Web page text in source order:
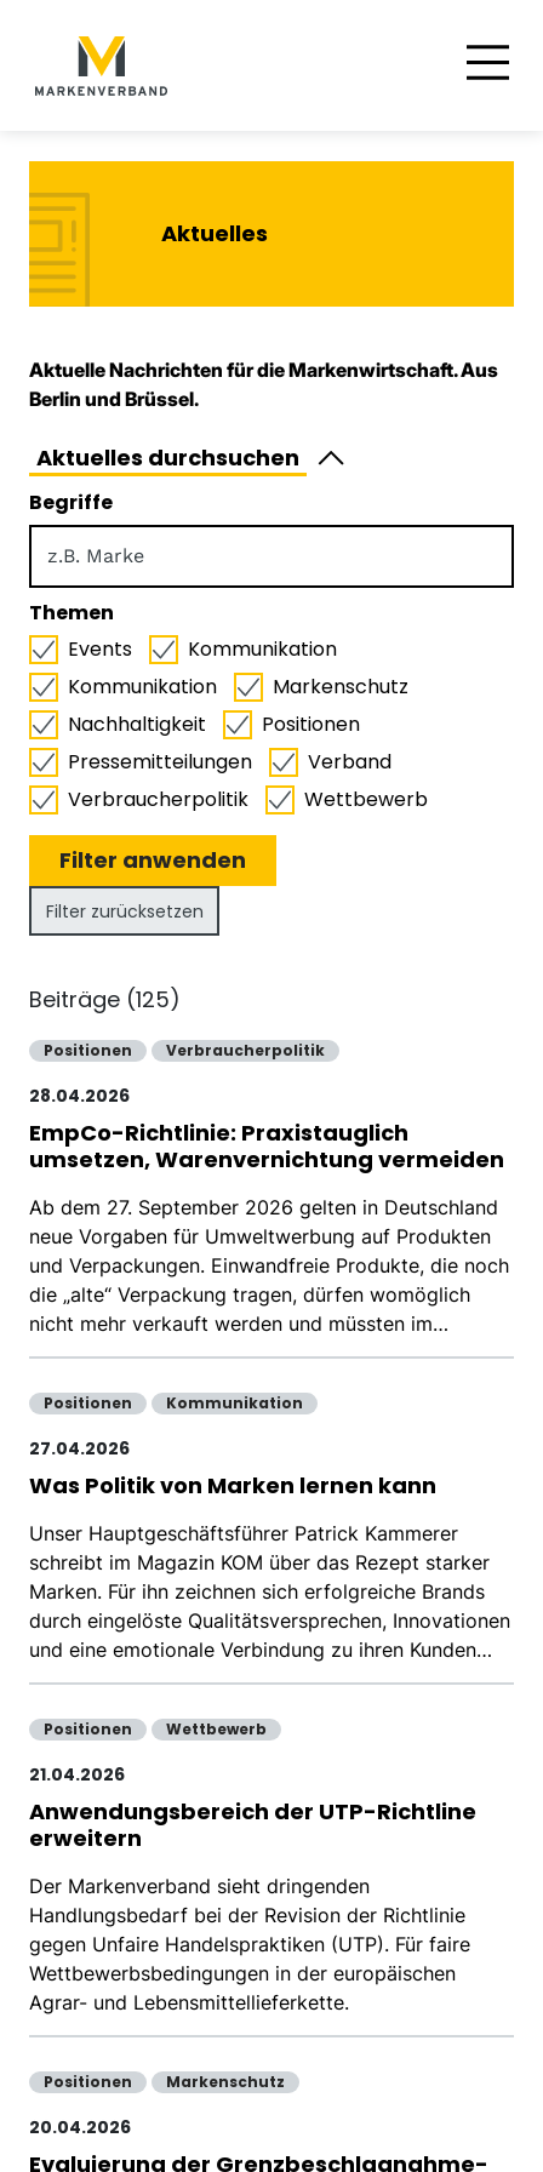
Hauptnavigation
Aktuelles
Aktuelle Nachrichten für die Markenwirtschaft. Aus
Berlin und Brüssel.
Aktuelles durchsuchen
Begriffe
Themen
Events
Kommunikation
Kommunikation
Markenschutz
Nachhaltigkeit
Positionen
Pressemitteilungen
Verband
Verbraucherpolitik
Wettbewerb
Filter zurücksetzen
Beiträge (125)
Positionen Verbraucherpolitik
28.04.2026
EmpCo-Richtlinie: Praxistauglich
umsetzen, Warenvernichtung vermeiden
Ab dem 27. September 2026 gelten in Deutschland
neue Vorgaben für Umweltwerbung auf Produkten
und Verpackungen. Einwandfreie Produkte, die noch
die „alte“ Verpackung tragen, dürfen womöglich
nicht mehr verkauft werden und müssten im…
Positionen Kommunikation
27.04.2026
Was Politik von Marken lernen kann
Unser Hauptgeschäftsführer Patrick Kammerer
schreibt im Magazin KOM über das Rezept starker
Marken. Für ihn zeichnen sich erfolgreiche Brands
durch eingelöste Qualitätsversprechen, Innovationen
und eine emotionale Verbindung zu ihren Kunden…
Positionen Wettbewerb
21.04.2026
Anwendungsbereich der UTP-Richtline
erweitern
Der Markenverband sieht dringenden
Handlungsbedarf bei der Revision der Richtlinie
gegen Unfaire Handelspraktiken (UTP). Für faire
Wettbewerbsbedingungen in der europäischen
Agrar- und Lebensmittellieferkette.
Positionen Markenschutz
20.04.2026
Evaluierung der Grenzbeschlagnahme-